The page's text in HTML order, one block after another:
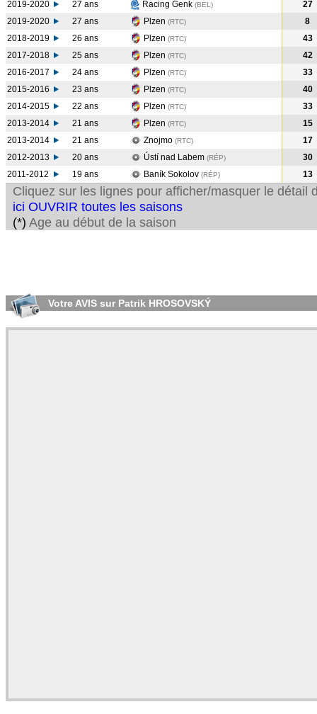
2019-2020 27 ans Racing Genk (BEL )
27
2019-2020
27 ans Plzen (RTC)
8
2018-2019
26 ans Plzen (RTC)
43
2017-2018
25 ans Plzen (RTC)
42
2016-2017
24 ans Plzen (RTC)
33
2015-2016
23 ans Plzen (RTC)
40
2014-2015
22 ans Plzen (RTC)
33
2013-2014
21 ans Plzen (RTC)
15
2013-2014
21 ans Znojmo (RTC)
17
2012-2013
20 ans Ústí nad Labem (RÉP)
30
2011-2012
19 ans Baník Sokolov (RÉP) 13
Cliquez sur les lignes pour afficher/masquer le détail
ici OUVRIR toutes les saisons
(*) Age au début de la saison
Votre AVIS sur Patrik HROSOVSKÝ